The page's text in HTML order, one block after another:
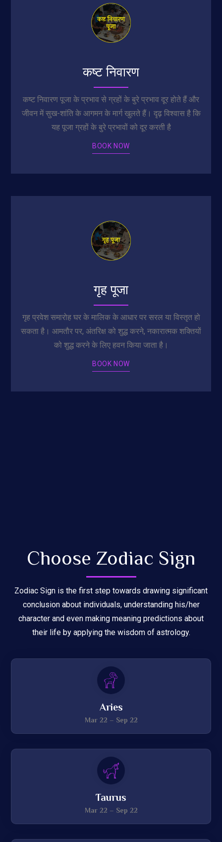
कष्ट निवारण
कष्ट निवारण पूजा के प्रभाव से ग्रहों के बुरे प्रभाव दूर होते हैं और
जीवन में सुख-शांति के आगमन के मार्ग खुलते हैं। दृढ़ विश्वास है कि
यह पूजा ग्रहों के बुरे प्रभावों को दूर करती है
BOOK NOW
गृह पूजा
गृह प्रवेश समारोह घर के मालिक के आधार पर सरल या विस्तृत हो
सकता है। आमतौर पर, अंतरिक्ष को शुद्ध करने, नकारात्मक शक्तियों
को शुद्ध करने के लिए हवन किया जाता है।
BOOK NOW
Choose Zodiac Sign
Zodiac Sign is the first step towards drawing significant
conclusion about individuals, understanding his/her
character and even making meaning predictions about
their life by applying the wisdom of astrology.
Aries
Mar 22 – Sep 22
Taurus
Mar 22 – Sep 22